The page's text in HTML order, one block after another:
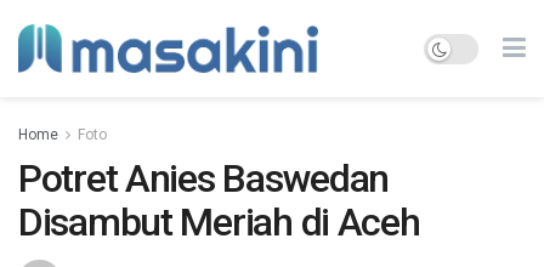
Home Foto
Potret Anies Baswedan
Disambut Meriah di Aceh